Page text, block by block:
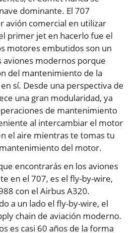
dominante. El 707
avión comercial en utilizar
primer jet en hacerlo fue el
motores embutidos son un
aviones modernos porque
del mantenimiento de la
sí. Desde una perspectiva de
una gran modularidad, ya
de mantenimiento
al intercambiar el motor
el aire mientras te tomas tu
del motor.
encontrarás en los aviones
en el 707, es el fly-by-wire,
con el Airbus A320.
a un lado el fly-by-wire, el
chain de aviación moderno.
es casi 60 años de la forma